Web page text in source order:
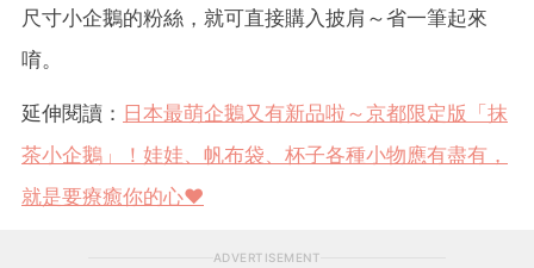
尺寸小企鵝的粉絲，就可直接購入披肩～省一筆起來
唷。
延伸閱讀： 日本最萌企鵝又有新品啦～京都限定版「抹
茶小企鵝」！娃娃、帆布袋、杯子各種小物應有盡有，
就是要療癒你的心❤
ADVERTISEMENT